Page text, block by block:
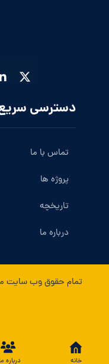
دسترسی
تماس با ما
پروژه ها
تاریخچه
درباره ما
تمام حقوق وب سایت
خانه درباره